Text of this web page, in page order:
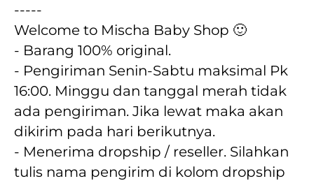
-----
Welcome to Mischa Baby Shop 🙂
- Barang 100% original.
- Pengiriman Senin-Sabtu maksimal Pk
16:00. Minggu dan tanggal merah tidak
ada pengiriman. Jika lewat maka akan
dikirim pada hari berikutnya.
- Menerima dropship / reseller. Silahkan
tulis nama pengirim di kolom dropship